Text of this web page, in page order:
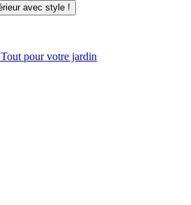
Tout pour votre jardin